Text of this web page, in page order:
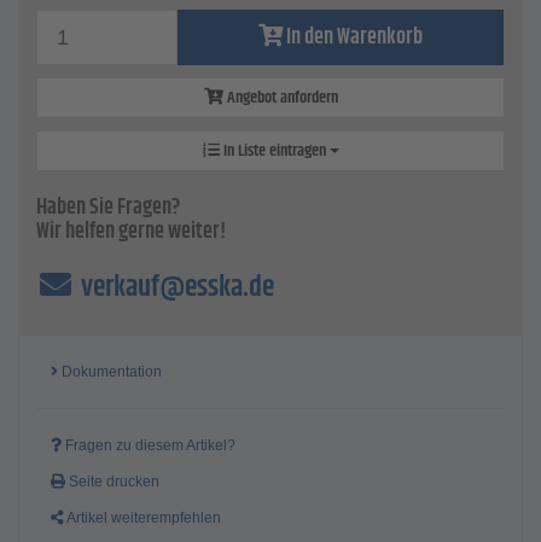
In den Warenkorb
Angebot anfordern
In Liste eintragen
Haben Sie Fragen?
Wir helfen gerne weiter!
verkauf@esska.de
Dokumentation
Fragen zu diesem Artikel?
Seite drucken
Artikel weiterempfehlen